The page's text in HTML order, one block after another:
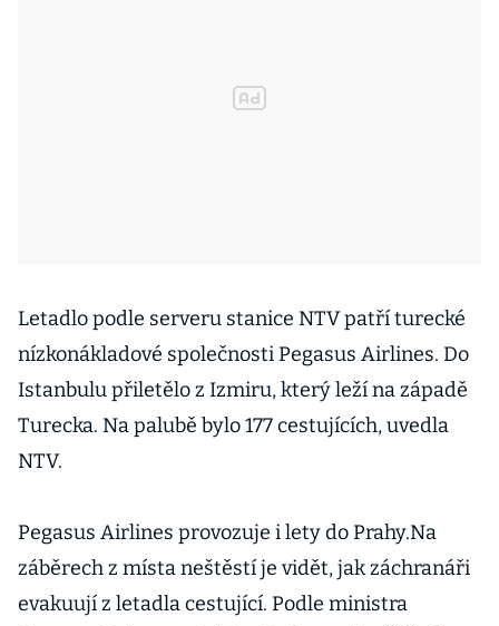
Letadlo podle serveru stanice NTV patří turecké
nízkonákladové společnosti Pegasus Airlines. Do
Istanbulu přiletělo z Izmiru, který leží na západě
Turecka. Na palubě bylo 177 cestujících, uvedla
NTV.
Pegasus Airlines provozuje i lety do Prahy.Na
záběrech z místa neštěstí je vidět, jak záchranáři
evakuují z letadla cestující. Podle ministra